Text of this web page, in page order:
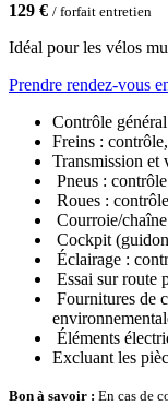
129 € / forfait entretien
Idéal pour les vélos
Prendre rendez-vous
Contrôle
Freins :
Transmission et
Pneus :
Roues :
Courroie/
Cockpit
Éclairage :
Essai sur route
Fournitures de
Éléments
Excluant les
Bon à savoir : En cas de